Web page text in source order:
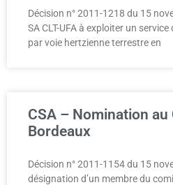
Décision n° 2011-1218 du 15
SA CLT-UFA à exploiter un
par voie hertzienne terrestre en
CSA – Nomination au
Bordeaux
Décision n° 2011-1154 du 15
désignation d’un membre du